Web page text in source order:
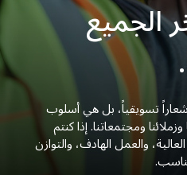
الجميع
تسويقياً، بل هي أسلوب
ومجتمعاتنا. إذا كنتم
والعمل الهادف، والتوازن